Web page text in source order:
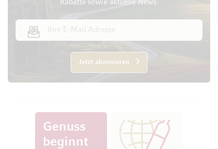
Rabatte sowie aktuelle News.
Jetzt abonnieren
Genuss
beginnt